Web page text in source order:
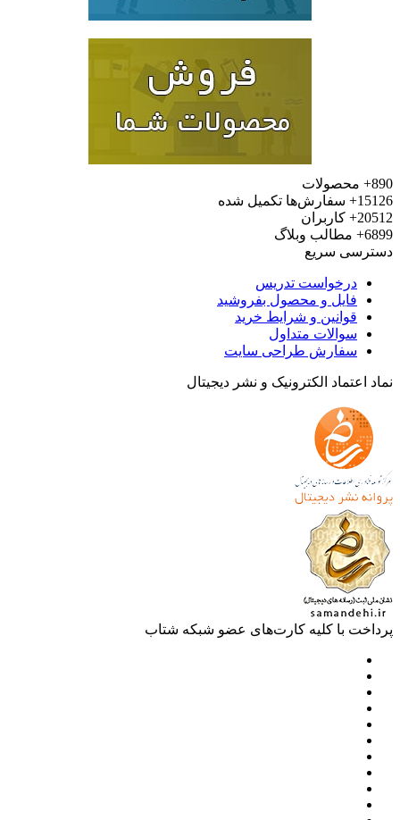
محصولات
سفارش‌ها تکمیل شده
کاربران
مطالب وبلاگ
سریع
درخواست تدریس
فایل و محصول بفروشید
قوانین و شرایط خرید
سوالات متداول
سفارش طراحی سایت
اعتماد الکترونیک و نشر دیجیتال
با کلیه کارت‌های عضو شبکه شتاب